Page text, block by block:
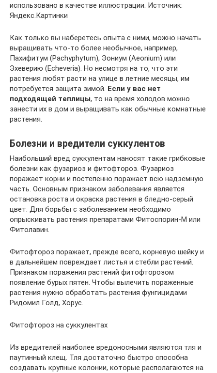
использовано в качестве иллюстрации. Источник:
Яндекс.Картинки
Как только вы наберетесь опыта с ними, можно начать
выращивать что-то более необычное, например,
Пахифитум (Pachyphytum), Эониум (Aeonium) или
Эхеверию (Echeveria). Но несмотря на то, что эти
растения любят расти на улице в летние месяцы, им
потребуется защита зимой. Если у вас нет
подходящей теплицы, то на время холодов можно
занести их в дом и выращивать как обычные комнатные
растения.
Болезни и вредители суккулентов
Наибольший вред суккулентам наносят такие грибковые
болезни как фузариоз и фитофтороз. Фузариоз
поражает корни и постепенно поражает всю надземную
часть. Основным признаком заболевания является
остановка роста и окраска растения в бледно-серый
цвет. Для борьбы с заболеванием необходимо
опрыскивать растения препаратами Фитоспорин-М или
Фитолавин.
Фитофтороз поражает, прежде всего, корневую шейку и
в дальнейшем повреждает листья и стебли растений.
Признаком поражения растений фитофторозом
появление бурых пятен. Чтобы вылечить пораженные
растения нужно обработать растения фунгицидами
Ридомил Голд, Хорус.
Фитофтороз на суккулентах
Из вредителей наиболее вредоносными являются тля и
паутинный клещ. Тля достаточно быстро способна
создавать крупные колонии, которые располагаются на